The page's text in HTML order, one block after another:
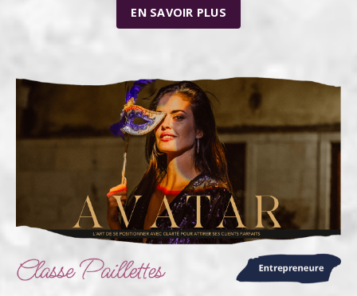
EN SAVOIR PLUS